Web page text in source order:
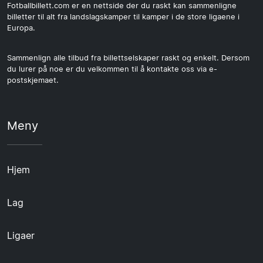
Fotballbillett.com er en nettside der du raskt kan sammenligne
billetter til alt fra landslagskamper til kamper i de store ligaene i
Europa.
Sammenlign alle tilbud fra billettselskaper raskt og enkelt. Dersom
du lurer på noe er du velkommen til å kontakte oss via e-
postskjemaet.
Meny
Hjem
Lag
Ligaer